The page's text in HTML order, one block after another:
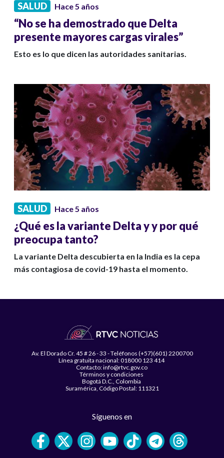
SALUD Hace 5 años
“No se ha demostrado que Delta
presente mayores cargas virales”
Esto es lo que dicen las autoridades sanitarias.
SALUD Hace 5 años
¿Qué es la variante Delta y y por qué
preocupa tanto?
La variante Delta descubierta en la India es la cepa
más contagiosa de covid-19 hasta el momento.
Av. El Dorado Cr. 45 # 26 - 33 - Teléfonos (+57)(601) 2200700
Línea gratuita nacional: 018000 123 414
Contacto: info@rtvc.gov.co
Términos y condiciones
Bogotá D.C., Colombia
Suramérica, Código Postal: 111321
Síguenos en